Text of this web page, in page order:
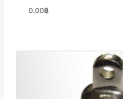
0.00฿